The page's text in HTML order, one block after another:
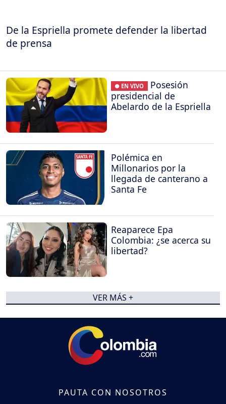
De la Espriella promete defender la libertad
de prensa
● EN VIVO
Posesión
presidencial de
Abelardo de la Espriella
Polémica en
Millonarios por la
llegada de canterano a
Santa Fe
Reaparece Epa
Colombia: ¿se acerca su
libertad?
VER MÁS +
PAUTA CON NOSOTROS